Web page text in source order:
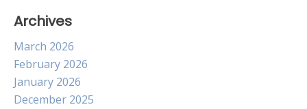
Archives
March 2026
February 2026
January 2026
December 2025